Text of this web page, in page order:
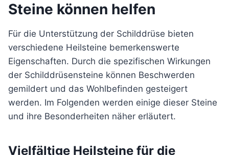
Steine können helfen
Für die Unterstützung der Schilddrüse bieten
verschiedene Heilsteine bemerkenswerte
Eigenschaften. Durch die spezifischen Wirkungen
der Schilddrüsensteine können Beschwerden
gemildert und das Wohlbefinden gesteigert
werden. Im Folgenden werden einige dieser Steine
und ihre Besonderheiten näher erläutert.
Vielfältige Heilsteine für die